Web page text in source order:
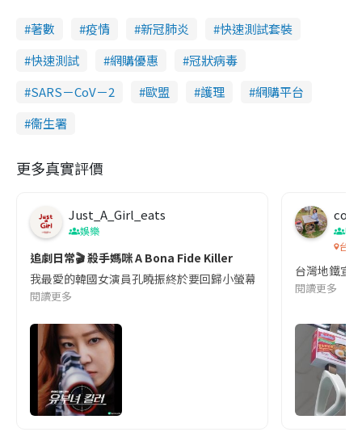
著數 疫情 新冠肺炎
快速測試套裝
快速測試
網購優惠
冠狀病毒
SARS－CoV－2
歐盟 護理
網購平台
衞生署
更多真實評價
Just_A_Girl_eats
娛樂
追劇日常🎬 殺手媽咪 A Bona Fide Killer
我最愛的韓國女演員孔曉振終於要回歸小螢幕啦!這次的劇本改編
閱讀更多
co
吹
台灣
台灣地鐵宣
閱讀更多